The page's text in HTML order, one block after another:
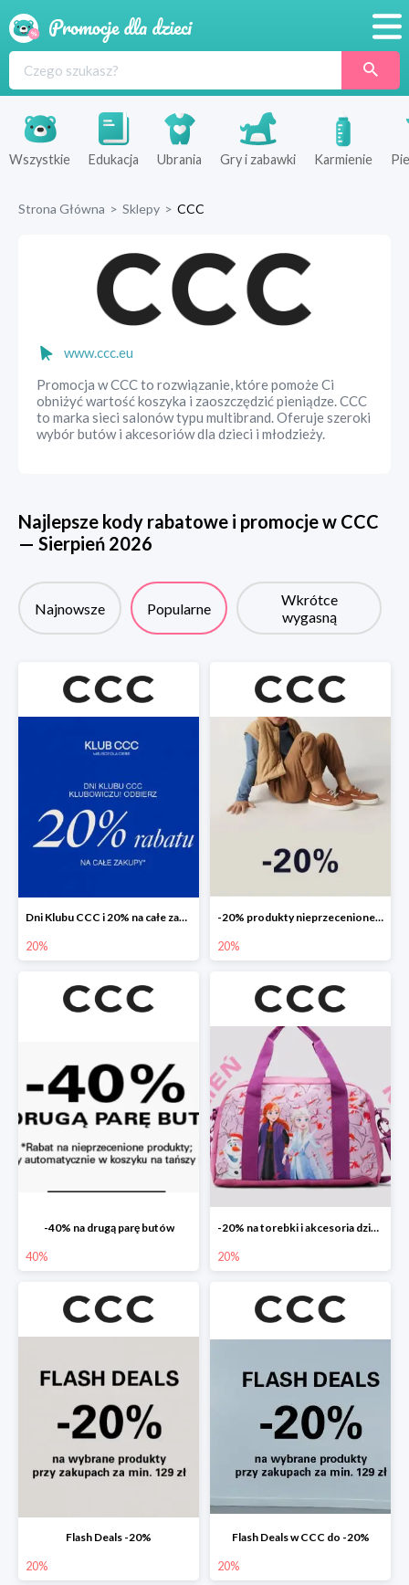
Produkty
Sklepy
Wszystkie Edukacja Ubrania Gry i zabawki Karmienie
Strona Główna > Sklepy > CCC
www.ccc.eu
Promocja w CCC to rozwiązanie, które pomoże Ci
obniżyć wartość koszyka i zaoszczędzić pieniądze. CCC
to marka sieci salonów typu multibrand. Oferuje szeroki
wybór butów i akcesoriów dla dzieci i młodzieży.
Najlepsze kody rabatowe i promocje w CCC
— Sierpień 2026
Najnowsze Popularne
Wkrótce
wygasną
Dni Klubu CCC i 20% na całe zakupy
20%
-20% produkty nieprzecenione 🌼🌷
20%
-40% na drugą parę butów
40%
-20% na torebki i akcesoria dziecięce
20%
Flash Deals -20%
20%
Flash Deals w CCC do -20%
20%